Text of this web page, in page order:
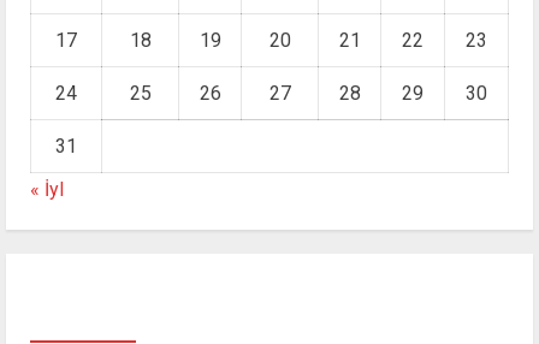
17 18 19 20 21 22 23
24 25 26 27 28 29 30
31
« İyl